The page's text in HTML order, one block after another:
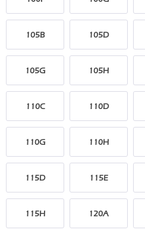
105B 105D
105G 105H
110C 110D
110G 110H
115D 115E
115H 120A